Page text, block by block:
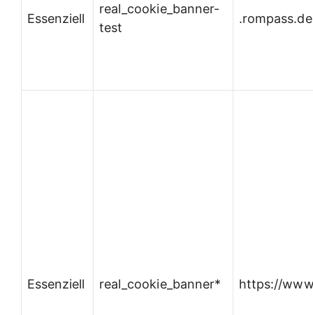
Essenziell
real_cookie_banner-
test
.rompass.de
Essenziell real_cookie_banner* https://